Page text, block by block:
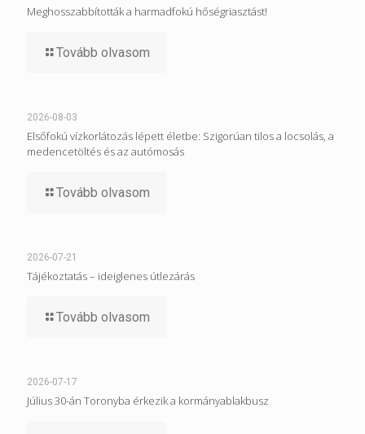
Meghosszabbították a harmadfokú hőségriasztást!
Tovább olvasom
2026-08-03
Elsőfokú vízkorlátozás lépett életbe: Szigorúan tilos a locsolás, a
medencetöltés és az autómosás
Tovább olvasom
2026-07-21
Tájékoztatás – ideiglenes útlezárás
Tovább olvasom
2026-07-17
Július 30-án Toronyba érkezik a kormányablakbusz